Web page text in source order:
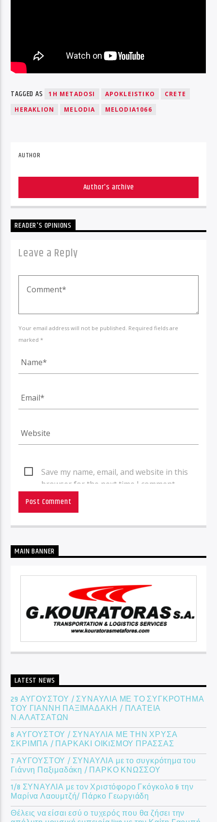
TAGGED AS 1H METADOSI APOKLEISTIKO
CRETE
HERAKLION
MELODIA MELODIA1066
AUTHOR
Author's archive
READER'S OPINIONS
Leave a Reply
Your email address will not be published. Required fields are
marked *
Save my name, email, and website in this
browser for the next time I comment.
MAIN BANNER
LATEST NEWS
29 ΑΥΓΟΥΣΤΟΥ / ΣΥΝΑΥΛΙΑ ΜΕ ΤΟ ΣΥΓΚΡΟΤΗΜΑ
ΤΟΥ ΓΙΑΝΝΗ ΠΑΞΙΜΑΔΑΚΗ / ΠΛΑΤΕΙΑ
Ν.ΑΛΑΤΣΑΤΩΝ
8 ΑΥΓΟΥΣΤΟΥ / ΣΥΝΑΥΛΙΑ ΜΕ ΤΗΝ ΧΡΥΣΑ
ΣΚΡΙΜΠΑ / ΠΑΡΚΑΚΙ ΟΙΚIΣΜΟΥ ΠΡΑΣΣΑΣ
7 ΑΥΓΟΥΣΤΟΥ / ΣΥΝΑΥΛΙΑ με το συγκρότημα του
Γιάννη Παξιμαδάκη / ΠΑΡΚΟ ΚΝΩΣΣΟΥ
1/8 ΣΥΝΑΥΛΙΑ με τον Χριστόφορο Γκόγκολο & την
Μαρίνα Λαουμτζή/ Πάρκο Γεωργιάδη
Θέλεις να είσαι εσύ ο τυχερός που θα ζήσει την